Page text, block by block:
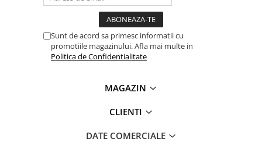
Sunt de acord sa primesc informatii cu
promotiile magazinului. Afla mai multe in
Politica de Confidentialitate
MAGAZIN
CLIENTI
DATE COMERCIALE